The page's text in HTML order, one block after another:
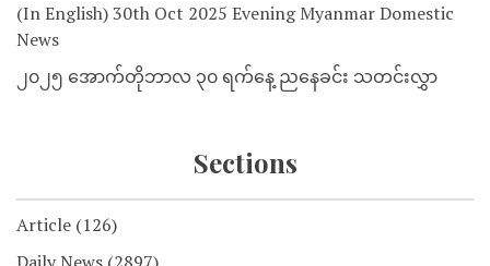
(In English) 30th Oct 2025 Evening Myanmar Domestic
News
၂၀၂၅ အောက်တိုဘာလ ၃၀ ရက်နေ့ ညနေခင်း သတင်းလွှာ
Sections
Article (126)